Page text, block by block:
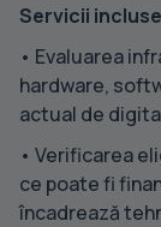
Servicii
• Evaluarea
hardware,
actual de
• Verificarea
ce poate fi
încadrează